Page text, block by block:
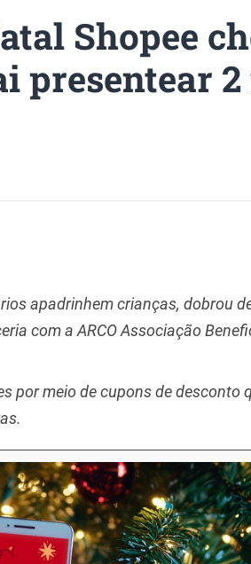
Shopee
presentear
apadrinhem crianças, dobrou
com a ARCO Associação
por meio de cupons de desconto